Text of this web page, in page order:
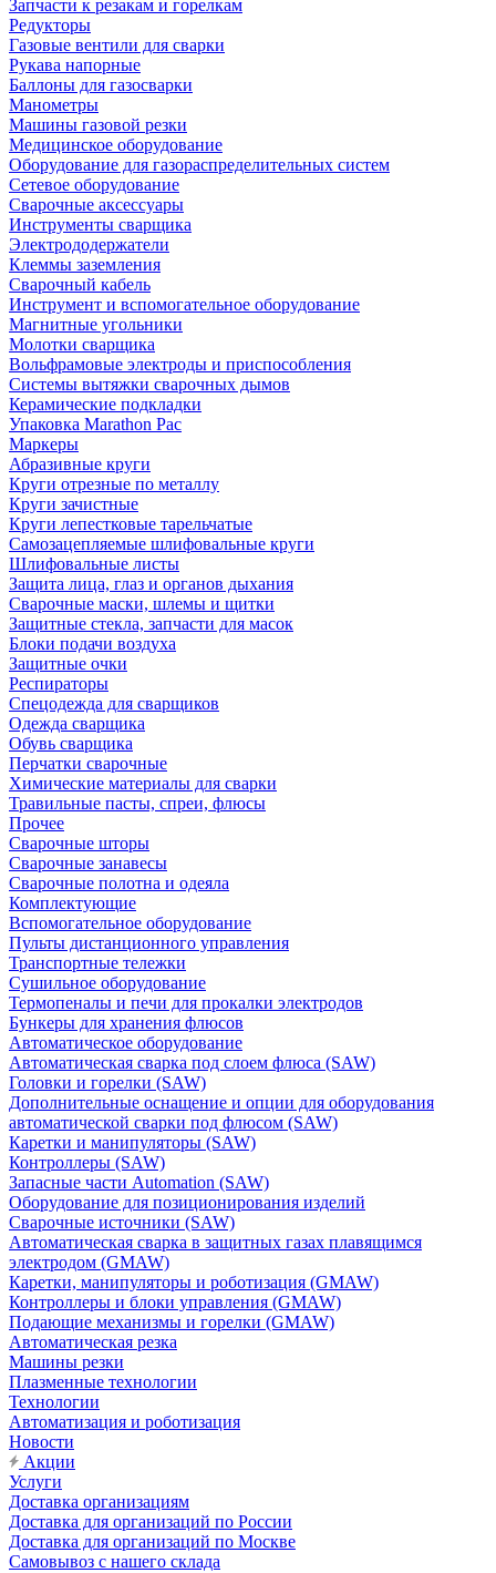
Запчасти к резакам и горелкам
Редукторы
Газовые вентили для сварки
Рукава напорные
Баллоны для газосварки
Манометры
Машины газовой резки
Медицинское оборудование
Оборудование для газораспределительных систем
Сетевое оборудование
Сварочные аксессуары
Инструменты сварщика
Электрододержатели
Клеммы заземления
Сварочный кабель
Инструмент и вспомогательное оборудование
Магнитные угольники
Молотки сварщика
Вольфрамовые электроды и приспособления
Системы вытяжки сварочных дымов
Керамические подкладки
Упаковка Marathon Pac
Маркеры
Абразивные круги
Круги отрезные по металлу
Круги зачистные
Круги лепестковые тарельчатые
Самозацепляемые шлифовальные круги
Шлифовальные листы
Защита лица, глаз и органов дыхания
Сварочные маски, шлемы и щитки
Защитные стекла, запчасти для масок
Блоки подачи воздуха
Защитные очки
Респираторы
Спецодежда для сварщиков
Одежда сварщика
Обувь сварщика
Перчатки сварочные
Химические материалы для сварки
Травильные пасты, спреи, флюсы
Прочее
Сварочные шторы
Сварочные занавесы
Сварочные полотна и одеяла
Комплектующие
Вспомогательное оборудование
Пульты дистанционного управления
Транспортные тележки
Сушильное оборудование
Термопеналы и печи для прокалки электродов
Бункеры для хранения флюсов
Автоматическое оборудование
Автоматическая сварка под слоем флюса (SAW)
Головки и горелки (SAW)
Дополнительные оснащение и опции для оборудования
автоматической сварки под флюсом (SAW)
Каретки и манипуляторы (SAW)
Контроллеры (SAW)
Запасные части Automation (SAW)
Оборудование для позиционирования изделий
Сварочные источники (SAW)
Автоматическая сварка в защитных газах плавящимся
электродом (GMAW)
Каретки, манипуляторы и роботизация (GMAW)
Контроллеры и блоки управления (GMAW)
Подающие механизмы и горелки (GMAW)
Автоматическая резка
Машины резки
Плазменные технологии
Технологии
Автоматизация и роботизация
Новости
Акции
Услуги
Доставка организациям
Доставка для организаций по России
Доставка для организаций по Москве
Самовывоз с нашего склада